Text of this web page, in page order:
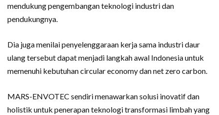
mendukung pengembangan teknologi industri dan
pendukungnya.
Dia juga menilai penyelenggaraan kerja sama industri daur
ulang tersebut dapat menjadi langkah awal Indonesia untuk
memenuhi kebutuhan circular economy dan net zero carbon.
MARS-ENVOTEC sendiri menawarkan solusi inovatif dan
holistik untuk penerapan teknologi transformasi limbah yang